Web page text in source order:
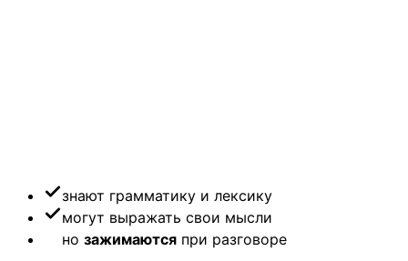
знают грамматику и лексику
могут выражать свои мысли
но зажимаются при разговоре